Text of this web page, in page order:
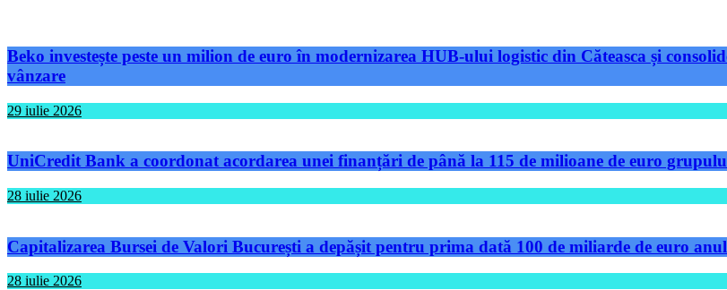
Beko investește peste un milion de euro în modernizarea HUB-ului logistic din Căteasca și
vânzare
29 iulie 2026
UniCredit Bank a coordonat acordarea unei finanțări de până la 115 de milioane de euro
28 iulie 2026
Capitalizarea Bursei de Valori București a depășit pentru prima dată 100 de miliarde de euro
28 iulie 2026